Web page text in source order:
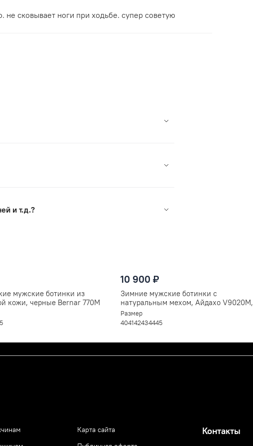
не сковывает ноги при ходьбе. супер советую
и т. д.?
а подождать пока наш менеджер
(справа внизу) в любой удобный
мужские ботинки из
кожи, черные Bernar 770M
10 900 ₽
Зимние мужские ботинки с
натуральным мехом, Айдахо V9020M,
черные
Размер
404142434445
Карта сайта
Контакты